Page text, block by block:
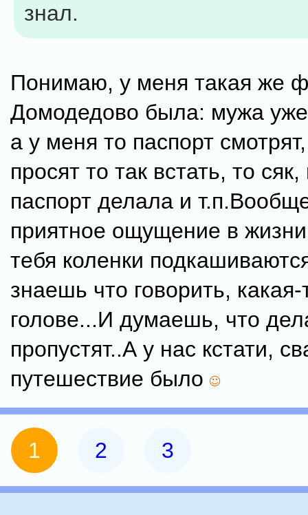
знал.
Понимаю, у меня такая же
Домодедово была: мужа уже
а у меня то паспорт
просят то так встать, то сяк,
паспорт делала и
приятное ощущение в
тебя коленки
знаешь что говорить, какая-
голове...И думаешь, что
пропустят..А у нас кстати,
путешествие было
1 2 3